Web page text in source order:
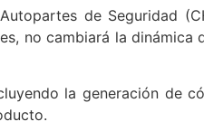
de Seguridad
no cambiará la dinámica
la generación de